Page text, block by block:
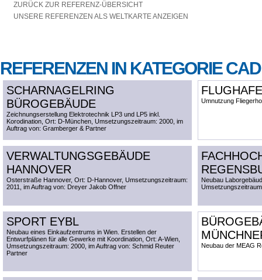
ZURÜCK ZUR REFERENZ-ÜBERSICHT
UNSERE REFERENZEN ALS WELTKARTE ANZEIGEN
REFERENZEN IN KATEGORIE
SCHARNAGELRING
BÜROGEBÄUDE
Zeichnungserstellung Elektrotechnik LP3 und LP5 inkl.
Korodination, Ort: D-München, Umsetzungszeitraum: 2000, im
Auftrag von: Gramberger & Partner
Umnutzung
VERWALTUNGSGEBÄUDE
HANNOVER
Osterstraße Hannover, Ort: D-Hannover, Umsetzungszeitraum:
2011, im Auftrag von: Dreyer Jakob Offner
Neubau
SPORT EYBL
Neubau eines Einkaufzentrums in Wien. Erstellen der
Entwurfplänen für alle Gewerke mit Koordination, Ort: A-Wien,
Umsetzungszeitraum: 2000, im Auftrag von: Schmid Reuter
Partner
Neubau der MEAG